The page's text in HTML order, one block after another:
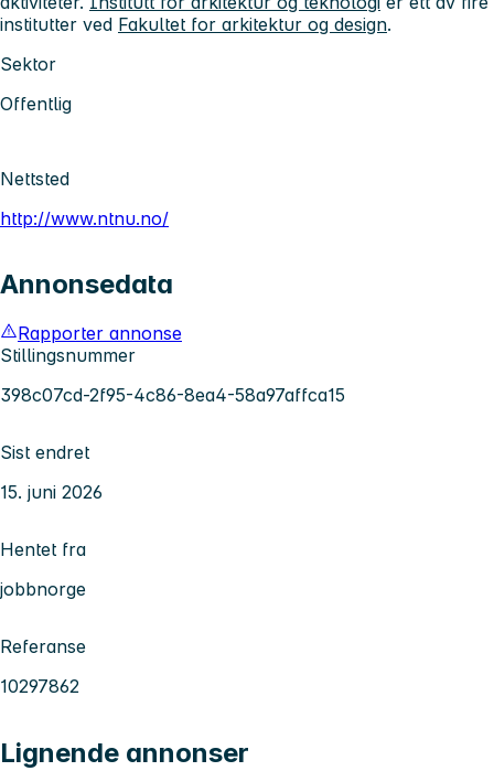
institutter ved Fakultet for arkitektur og design.
Sektor
Offentlig
Nettsted
http://www.ntnu.no/
Annonsedata
Rapporter annonse
Stillingsnummer
398c07cd-2f95-4c86-8ea4-58a97affca15
Sist endret
15. juni 2026
Hentet fra
jobbnorge
Referanse
10297862
Lignende annonser